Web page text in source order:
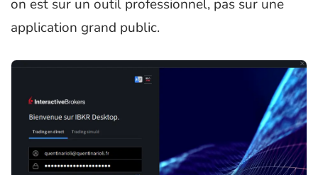
on est sur un outil professionnel, pas sur une
application grand public.